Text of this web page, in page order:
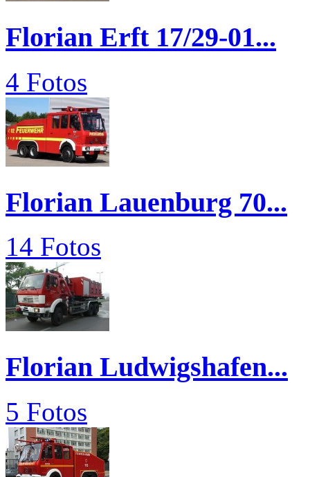
Florian Erft 17/29-01...
4 Fotos
Florian Lauenburg 70...
14 Fotos
Florian Ludwigshafen...
5 Fotos